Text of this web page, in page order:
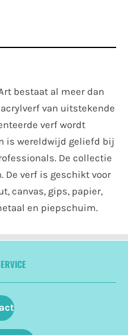
bestaat al meer dan
van uitstekende
verf wordt
is wereldwijd geliefd bij
De collectie
De verf is geschikt voor
canvas, gips, papier,
en piepschuim.